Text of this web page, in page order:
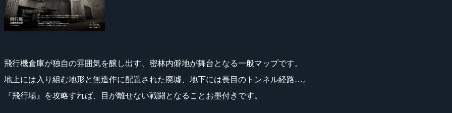
飛行機倉庫が独自の雰囲気を醸し出す、密林内僻地が舞台となる一般マップです。
地上には入り組む地形と無造作に配置された廃墟、地下には長目のトンネル経路…。
『飛行場』を攻略すれば、目が離せない戦闘となることお墨付きです。